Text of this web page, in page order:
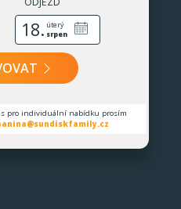
18. úterý
srpen
pro individuální nabídku prosím